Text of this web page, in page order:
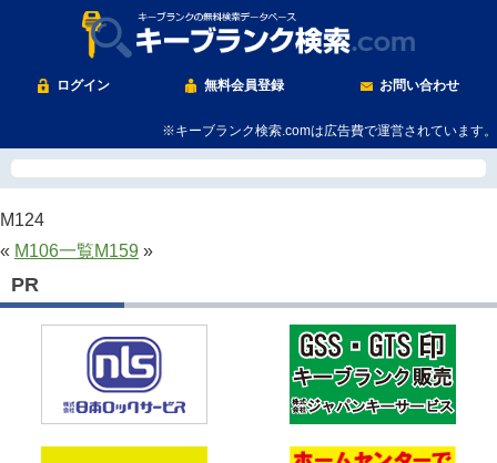
ログイン 無料会員登録 お問い合わせ
※キーブランク検索.comは広告費で運営されています。
M124
« M106一覧M159 »
PR